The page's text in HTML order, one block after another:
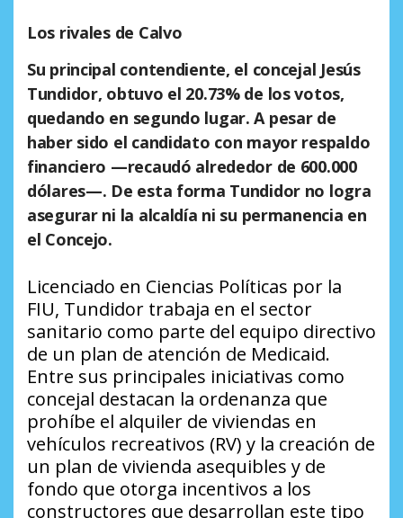
Los rivales de Calvo
Su principal contendiente, el concejal Jesús
Tundidor, obtuvo el 20.73% de los votos,
quedando en segundo lugar. A pesar de
haber sido el candidato con mayor respaldo
financiero —recaudó alrededor de 600.000
dólares—. De esta forma Tundidor no logra
asegurar ni la alcaldía ni su permanencia en
el Concejo.
Licenciado en Ciencias Políticas por la
FIU, Tundidor trabaja en el sector
sanitario como parte del equipo directivo
de un plan de atención de Medicaid.
Entre sus principales iniciativas como
concejal destacan la ordenanza que
prohíbe el alquiler de viviendas en
vehículos recreativos (RV) y la creación de
un plan de vivienda asequibles y de
fondo que otorga incentivos a los
constructores que desarrollan este tipo